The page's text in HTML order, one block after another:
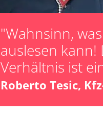
Steuergerät
unbekannte
Zurücksetzen
Zurücksetzen
"Wahnsinn,
auslesen kann!
Verhältnis ist
Roberto Tesic,